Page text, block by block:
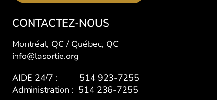
CONTACTEZ-NOUS
Montréal, QC / Québec, QC
info@lasortie.org
AIDE 24/7 : 514 923-7255
Administration : 514 236-7255